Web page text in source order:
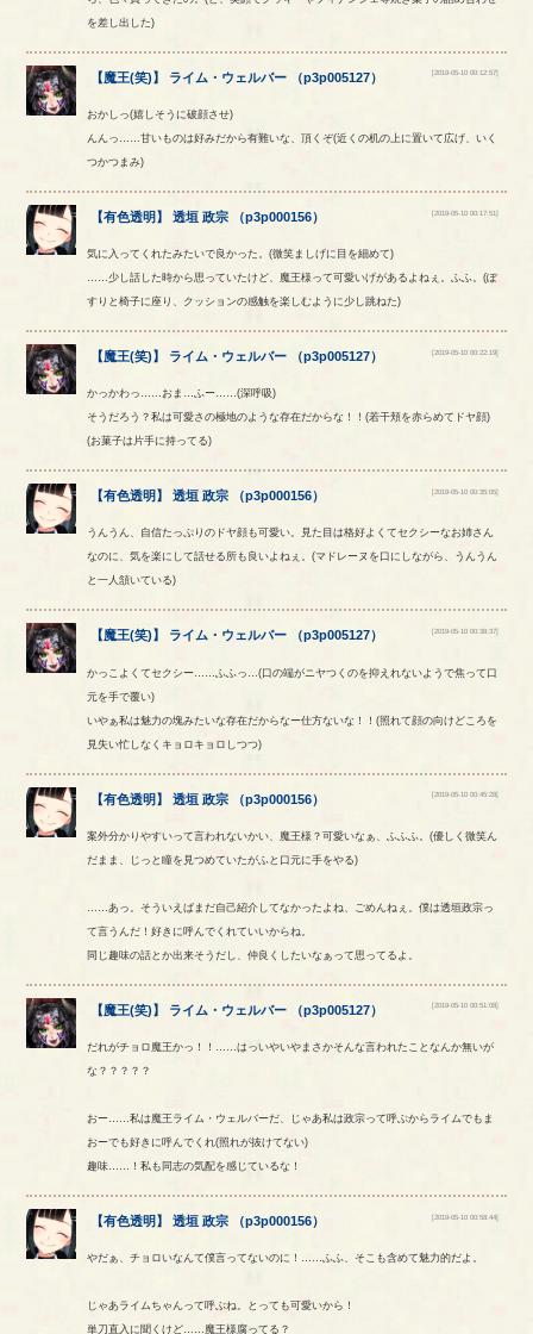
を差し出した)
【魔王(笑)】 ライム ・ ウェルバー （p3p005127） [2019-05-10 00:12:57]
おかしっ(嬉しそうに破顔させ)
んんっ……甘いものは好みだから有難いな、頂くぞ(近くの机の上に置いて広げ、いく
つかつまみ)
【有色透明】透垣 政宗 （p3p000156） [2019-05-10 00:17:51]
気に入ってくれたみたいで良かった。(微笑ましげに目を細めて)
……少し話した時から思っていたけど、魔王様って可愛いげがあるよねぇ。ふふ。(ぽ
すりと椅子に座り、クッションの感触を楽しむように少し跳ねた)
【魔王(笑)】 ライム ・ ウェルバー （p3p005127） [2019-05-10 00:22:19]
かっかわっ……おま…ふー……(深呼吸)
そうだろう？私は可愛さの極地のような存在だからな！！(若干頬を赤らめてドヤ顔)
(お菓子は片手に持ってる)
【有色透明】透垣 政宗 （p3p000156） [2019-05-10 00:35:05]
うんうん、自信たっぷりのドヤ顔も可愛い。見た目は格好よくてセクシーなお姉さん
なのに、気を楽にして話せる所も良いよねぇ。(マドレーヌを口にしながら、うんうん
と一人頷いている)
【魔王(笑) 】 ライム ・ ウェルバー （p3p005127） [2019-05-10 00:38:37]
かっこよくてセクシー……ふふっ…(口の端がニヤつくのを抑えれないようで焦って口
元を手で覆い)
いやぁ私は魅力の塊みたいな存在だからなー仕方ないな！！(照れて顔の向けどころを
見失い忙しなくキョロキョロしつつ)
【有色透明】透垣 政宗 （p3p000156） [2019-05-10 00:45:28]
案外分かりやすいって言われないかい、魔王様？可愛いなぁ、ふふふ。(優しく微笑ん
だまま、じっと瞳を見つめていたがふと口元に手をやる)
……あっ。そういえばまだ自己紹介してなかったよね、ごめんねぇ。僕は透垣政宗っ
て言うんだ！好きに呼んでくれていいからね。
同じ趣味の話とか出来そうだし、仲良くしたいなぁって思ってるよ。
【魔王(笑)】 ライム ・ ウェルバー （p3p005127） [2019-05-10 00:51:08]
だれがチョロ魔王かっ！！……はっいやいやまさかそんな言われたことなんか無いが
な？？？？？
おー……私は魔王ライム・ウェルバーだ、じゃあ私は政宗って呼ぶからライムでもま
おーでも好きに呼んでくれ(照れが抜けてない)
趣味……！私も同志の気配を感じているな！
【有色透明】透垣 政宗 （p3p000156） [2019-05-10 00:58:44]
やだぁ、チョロいなんて僕言ってないのに！……ふふ、そこも含めて魅力的だよ。
じゃあライムちゃんって呼ぶね。とっても可愛いから！
単刀直入に聞くけど……魔王様腐ってる？